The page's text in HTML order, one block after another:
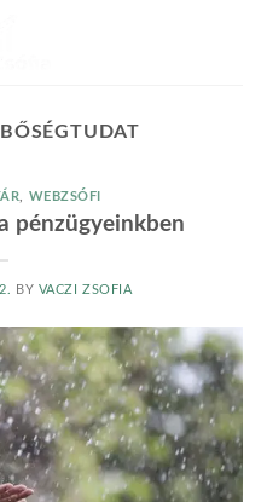
BŐSÉGTUDAT
WEBZSÓFI
pénzügyeinkben
BY VACZI ZSOFIA